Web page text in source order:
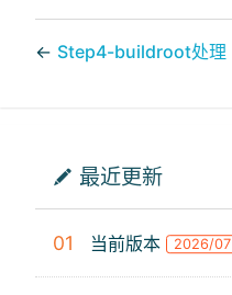
← Step4-buildroot处理
最近更新
01 当前版本 2026/07